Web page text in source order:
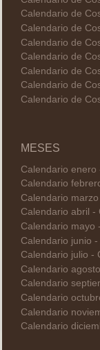
Calendario de
Calendario de
Calendario de
Calendario de
Calendario de
Calendario de
Calendario de
MESES
Calendario enero
Calendario
Calendario
Calendario abril -
Calendario mayo
Calendario junio
Calendario julio -
Calendario
Calendario
Calendario
Calendario
Calendario